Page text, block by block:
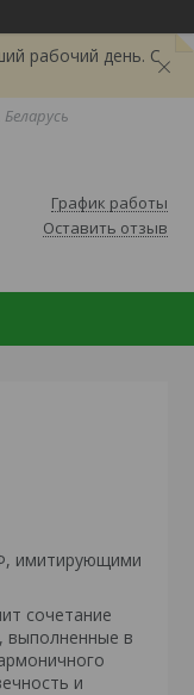
рабочий день. С
График работы
Оставить отзыв
имитирующими
сочетание
выполненные в
и